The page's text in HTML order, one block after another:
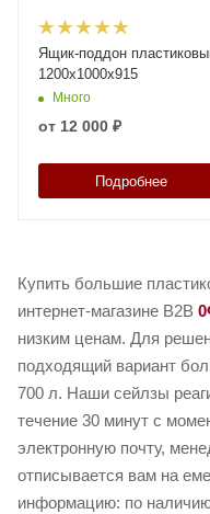
Ящик-поддон
1200x1000x915
Много
от 12 000 ₽
Подробнее
Купить большие
интернет-магазине B2B
низким ценам. Для
подходящий вариант
700 л. Наши сейлзы
течение 30 минут с
электронную почту,
отписывается вам на
информацию: по